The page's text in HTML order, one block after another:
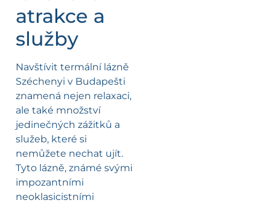
atrakce a
služby
Navštívit termální lázně
Széchenyi v Budapešti
znamená nejen relaxaci,
ale také množství
jedinečných zážitků a
služeb, které si
nemůžete nechat ujít.
Tyto lázně, známé svými
impozantními
neoklasicistními